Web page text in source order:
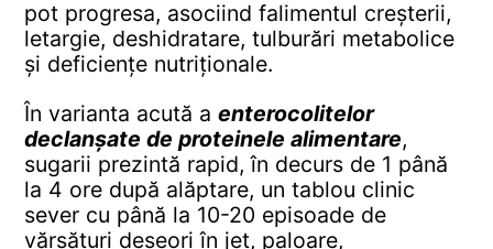
pot progresa, asociind falimentul creșterii,
letargie, deshidratare, tulburări metabolice
și deficiențe nutriționale.
În varianta acută a enterocolitelor
declanșate de proteinele alimentare,
sugarii prezintă rapid, în decurs de 1 până
la 4 ore după alăptare, un tablou clinic
sever cu până la 10-20 episoade de
vărsături deseori în jet, paloare,